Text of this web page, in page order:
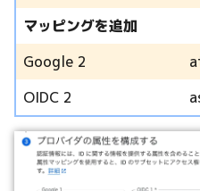
マッピングを追加
Google 2
OIDC 2